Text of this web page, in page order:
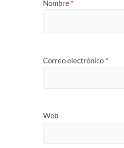
Nombre *
Correo electrónico *
Web